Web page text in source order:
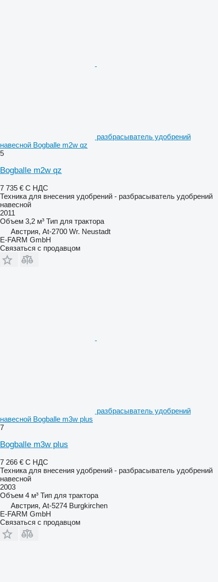
разбрасыватель удобрений
навесной Bogballe m2w qz
5
Bogballe m2w qz
7 735 € С НДС
Техника для внесения удобрений - разбрасыватель удобрений
навесной
2011
Объем 3,2 м³ Тип для трактора
Австрия, At-2700 Wr. Neustadt
E-FARM GmbH
Связаться с продавцом
разбрасыватель удобрений
навесной Bogballe m3w plus
7
Bogballe m3w plus
7 266 € С НДС
Техника для внесения удобрений - разбрасыватель удобрений
навесной
2003
Объем 4 м³ Тип для трактора
Австрия, At-5274 Burgkirchen
E-FARM GmbH
Связаться с продавцом